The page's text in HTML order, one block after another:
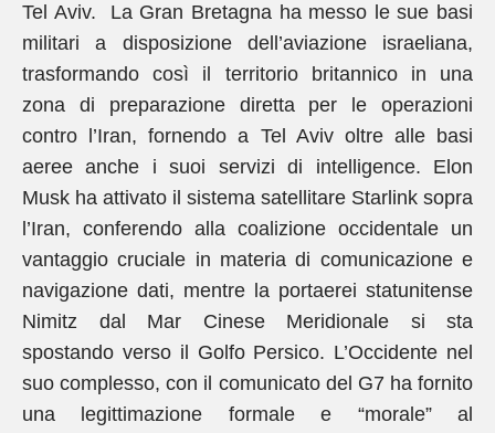
Tel Aviv. La Gran Bretagna ha messo le sue basi
militari a disposizione dell’aviazione israeliana,
trasformando così il territorio britannico in una
zona di preparazione diretta per le operazioni
contro l’Iran, fornendo a Tel Aviv oltre alle basi
aeree anche i suoi servizi di intelligence. Elon
Musk ha attivato il sistema satellitare Starlink sopra
l’Iran, conferendo alla coalizione occidentale un
vantaggio cruciale in materia di comunicazione e
navigazione dati, mentre la portaerei statunitense
Nimitz dal Mar Cinese Meridionale si sta
spostando verso il Golfo Persico. L’Occidente nel
suo complesso, con il comunicato del G7 ha fornito
una legittimazione formale e “morale” al